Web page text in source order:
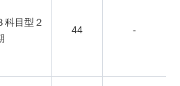
科目型２
44 -